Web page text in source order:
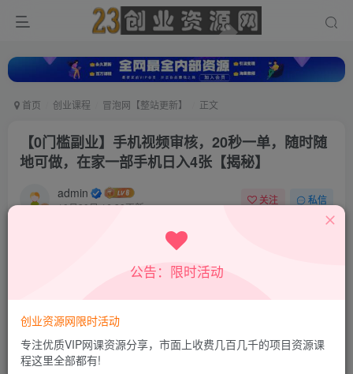
首页 创业课程 冒泡网【整站更新】 正文
【0门槛副业】手机视频审核，20秒一单，随时随
地可做，在家一部手机日入4张【揭秘】
admin
10月30日 16:38更新
关注 私信
超级会员
公告：限时活动
创业资源网限时活动
专注优质VIP网课资源分享，市面上收费几百几千的项目资源课
程这里全部都有!